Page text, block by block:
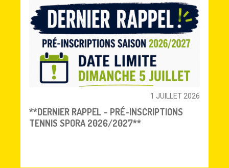
1 JUILLET 2026
**DERNIER RAPPEL – PRÉ-INSCRIPTIONS
TENNIS SPORA 2026/2027**